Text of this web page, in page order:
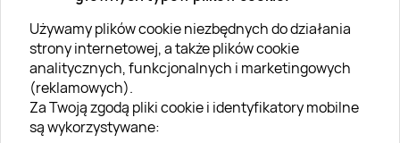
Używamy plików cookie niezbędnych do działania
strony internetowej, a także plików cookie
analitycznych, funkcjonalnych i marketingowych
(reklamowych).
Za Twoją zgodą pliki cookie i identyfikatory mobilne
są wykorzystywane:
O SUPERPREZENTY
O nas
Aktualności
Kariera w Super Prezentach